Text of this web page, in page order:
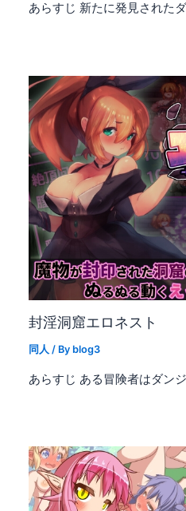
あらすじ 新たに発見された
封淫洞窟エロネスト
同人 / By blog3
あらすじ ある冒険者はダン